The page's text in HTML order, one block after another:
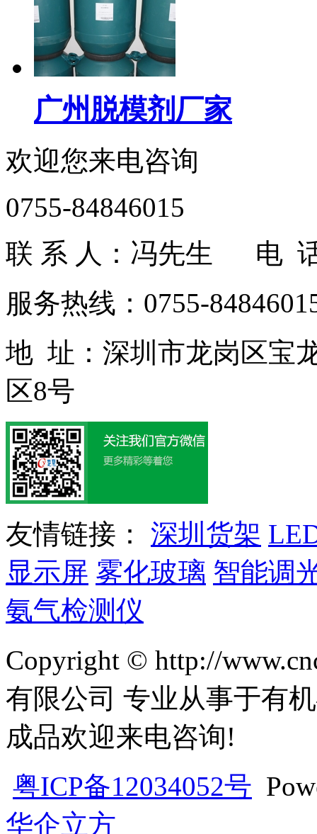
广州脱模剂厂家
欢迎您来电咨询
0755-84846015
联 系 人：冯先生 电 话
服务热线：0755-
地 址：深圳市龙岗区宝
区8号
友情链接： 深圳货架
显示屏 雾化玻璃 智能调
氨气检测仪
Copyright © http://
有限公司 专业从事于有
成品欢迎来电咨询!
粤ICP备12034052号
华企立方